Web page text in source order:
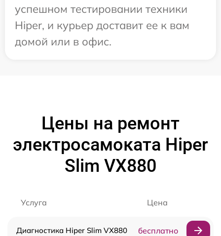
успешном тестировании техники
Hiper, и курьер доставит ее к вам
домой или в офис.
Цены на ремонт
электросамоката Hiper
Slim VX880
Услуга Цена
Диагностика Hiper Slim VX880 бесплатно